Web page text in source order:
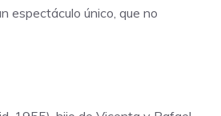
espectáculo único, que no